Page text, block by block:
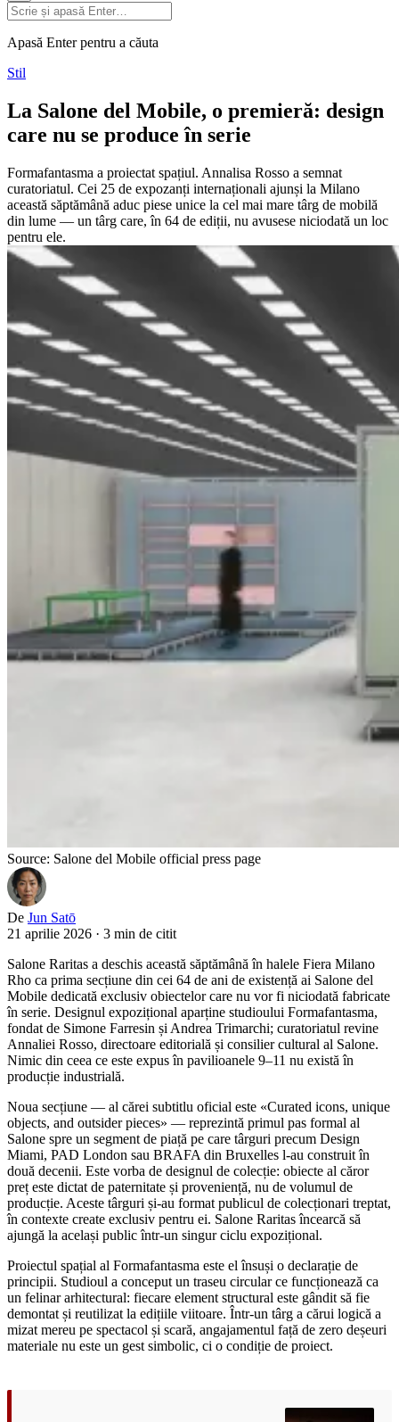
Apasă Enter pentru a căuta
Stil
La Salone del Mobile, o premieră: design
care nu se produce în serie
Formafantasma a proiectat spațiul. Annalisa Rosso a semnat
curatoriatul. Cei 25 de expozanți internaționali ajunși la Milano
această săptămână aduc piese unice la cel mai mare târg de mobilă
din lume — un târg care, în 64 de ediții, nu avusese niciodată un loc
pentru ele.
Source: Salone del Mobile official press page
De Jun Satō
21 aprilie 2026 · 3 min de citit
Salone Raritas a deschis această săptămână în halele Fiera Milano
Rho ca prima secțiune din cei 64 de ani de existență ai Salone del
Mobile dedicată exclusiv obiectelor care nu vor fi niciodată fabricate
în serie. Designul expozițional aparține studioului Formafantasma,
fondat de Simone Farresin și Andrea Trimarchi; curatoriatul revine
Annaliei Rosso, directoare editorială și consilier cultural al Salone.
Nimic din ceea ce este expus în pavilioanele 9–11 nu există în
producție industrială.
Noua secțiune — al cărei subtitlu oficial este «Curated icons, unique
objects, and outsider pieces» — reprezintă primul pas formal al
Salone spre un segment de piață pe care târguri precum Design
Miami, PAD London sau BRAFA din Bruxelles l-au construit în
două decenii. Este vorba de designul de colecție: obiecte al căror
preț este dictat de paternitate și proveniență, nu de volumul de
producție. Aceste târguri și-au format publicul de colecționari treptat,
în contexte create exclusiv pentru ei. Salone Raritas încearcă să
ajungă la același public într-un singur ciclu expozițional.
Proiectul spațial al Formafantasma este el însuși o declarație de
principii. Studioul a conceput un traseu circular ce funcționează ca
un felinar arhitectural: fiecare element structural este gândit să fie
demontat și reutilizat la edițiile viitoare. Într-un târg a cărui logică a
mizat mereu pe spectacol și scară, angajamentul față de zero deșeuri
materiale nu este un gest simbolic, ci o condiție de proiect.